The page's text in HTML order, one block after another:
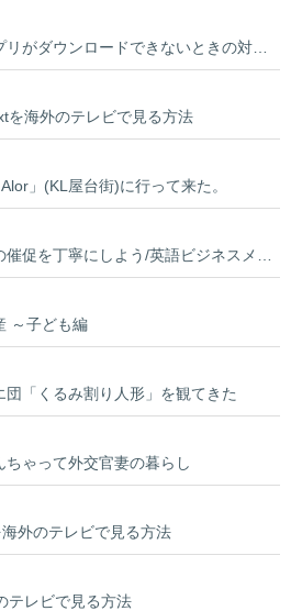
を海外のテレビで見る方法
」(KL屋台街)に行って来た。
～子ども編
「くるみ割り人形」を観てきた
ゃって外交官妻の暮らし
海外のテレビで見る方法
テレビで見る方法